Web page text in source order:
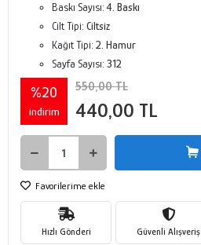
Baskı Sayısı:4. Baskı
Cilt Tipi: Ciltsiz
Kağıt Tipi: 2. Hamur
Sayfa Sayısı: 312
%20
indirim
550,00 TL
440,00 TL
Favorilerime ekle
Hızlı Gönderi Güvenli Alışveriş